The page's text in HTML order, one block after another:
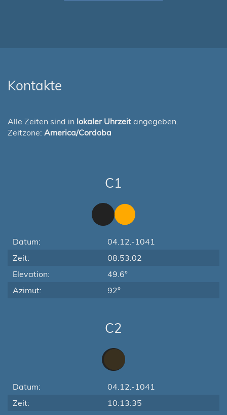
Kontakte
Alle Zeiten sind in lokaler Uhrzeit angegeben.
Zeitzone: America/Cordoba
C1
Datum:
04.12.-1041
Zeit:
08:53:02
Elevation:
49.6°
Azimut:
92°
C2
Datum:
04.12.-1041
Zeit:
10:13:35